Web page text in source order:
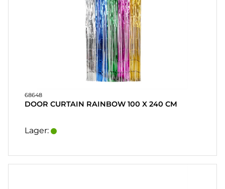
68648
DOOR CURTAIN RAINBOW 100 X 240 CM
Lager: